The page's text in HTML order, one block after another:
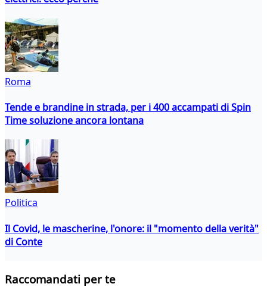
Roma
Tende e brandine in strada, per i 400 accampati di Spin
Time soluzione ancora lontana
Politica
Il Covid, le mascherine, l'onore: il "momento della verità"
di Conte
Raccomandati per te